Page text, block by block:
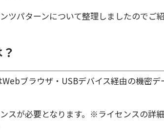
ツパターンについて整理しましたのでご
Webブラウザ・USBデバイス経由の機密デ
スが必要となります。※ライセンスの詳